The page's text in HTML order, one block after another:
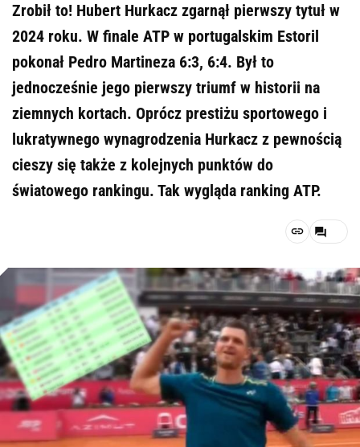
Zrobił to! Hubert Hurkacz zgarnął pierwszy tytuł w
2024 roku. W finale ATP w portugalskim Estoril
pokonał Pedro Martineza 6:3, 6:4. Był to
jednocześnie jego pierwszy triumf w historii na
ziemnych kortach. Oprócz prestiżu sportowego i
lukratywnego wynagrodzenia Hurkacz z pewnością
cieszy się także z kolejnych punktów do
światowego rankingu. Tak wygląda ranking ATP.